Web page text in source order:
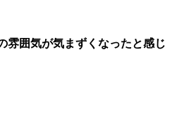
雰囲気が気まずくなったと感じ